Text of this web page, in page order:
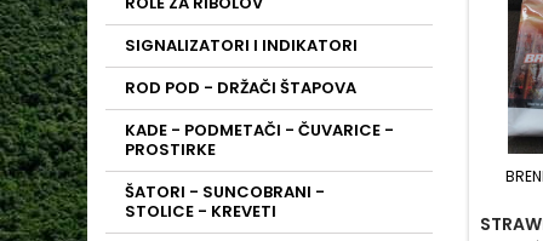
SIGNALIZATORI I INDIKATORI
ROD POD - DRŽAČI ŠTAPOVA
KADE - PODMETAČI - ČUVARICE -
PROSTIRKE
ŠATORI - SUNCOBRANI -
STOLICE - KREVETI